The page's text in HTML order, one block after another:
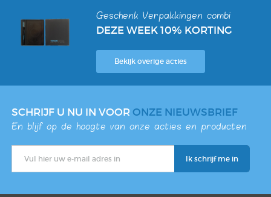
Geschenk Verpakkingen combi
DEZE WEEK 10% KORTING
Bekijk overige acties
SCHRIJF U NU IN VOOR ONZE NIEUWSBRIEF
En blijf op de hoogte van onze acties en producten